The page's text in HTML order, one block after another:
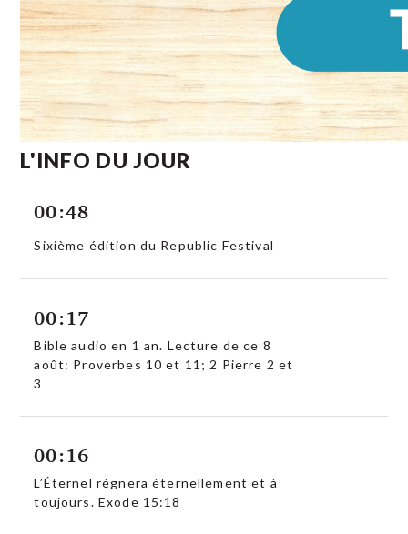
L'INFO DU JOUR
00:48
Sixième édition du Republic Festival
00:17
Bible audio en 1 an. Lecture de ce 8
août: Proverbes 10 et 11; 2 Pierre 2 et
3
00:16
L’Éternel régnera éternellement et à
toujours. Exode 15:18